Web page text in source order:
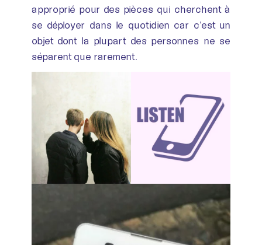
approprié pour des pièces qui cherchent à
se déployer dans le quotidien car c’est un
objet dont la plupart des personnes ne se
séparent que rarement.